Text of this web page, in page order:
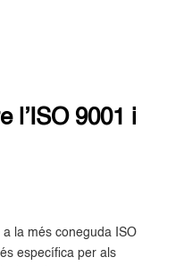
l’ISO 9001 i
la més coneguda ISO
específica per als